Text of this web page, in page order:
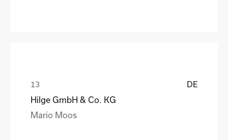
DE
Hilge GmbH & Co. KG
Mario Moos